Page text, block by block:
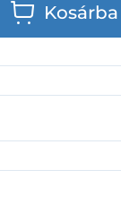
Kosárba